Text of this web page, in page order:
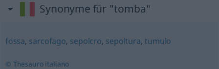
Synonyme für "tomba"
fossa, sarcofago, sepolcro, sepoltura,tumulo
© Thesauro italiano